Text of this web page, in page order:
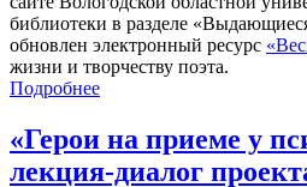
библиотеки в разделе
обновлен электронный ресурс
жизни и творчеству поэта.
Подробнее
«Герои на приеме у
лекция-диалог